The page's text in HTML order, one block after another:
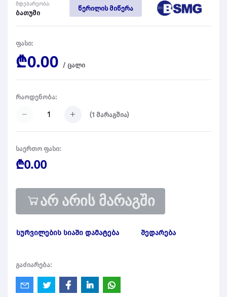
მდებარეობა:
ბათუმი
წერილის მიწერა
ფასი:
₾0.00 / ცალი
რაოდენობა:
(1 მარაგშია)
საერთო ფასი:
₾0.00
არ არის მარაგში
სურვილების სიაში დამატება შედარება
გაძიარება: